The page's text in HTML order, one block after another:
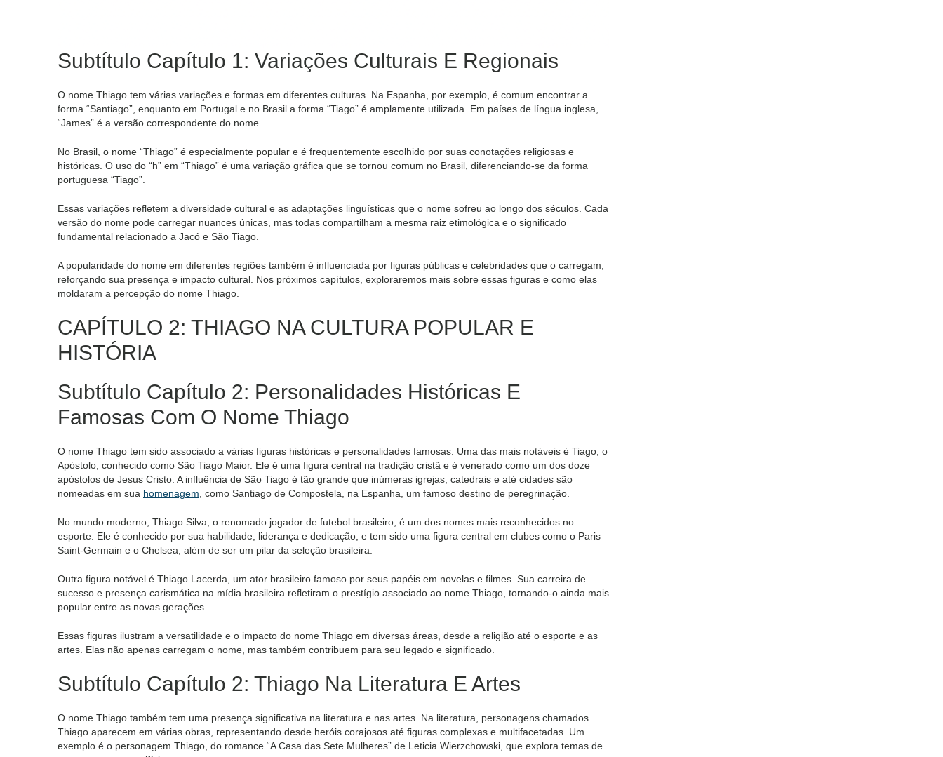
Subtítulo Capítulo 1: Variações Culturais E Regionais
O nome Thiago tem várias variações e formas em diferentes culturas. Na Espanha, por exemplo, é comum encontrar a
forma “Santiago”, enquanto em Portugal e no Brasil a forma “Tiago” é amplamente utilizada. Em países de língua inglesa,
“James” é a versão correspondente do nome.
No Brasil, o nome “Thiago” é especialmente popular e é frequentemente escolhido por suas conotações religiosas e
históricas. O uso do “h” em “Thiago” é uma variação gráfica que se tornou comum no Brasil, diferenciando-se da forma
portuguesa “Tiago”.
Essas variações refletem a diversidade cultural e as adaptações linguísticas que o nome sofreu ao longo dos séculos. Cada
versão do nome pode carregar nuances únicas, mas todas compartilham a mesma raiz etimológica e o significado
fundamental relacionado a Jacó e São Tiago.
A popularidade do nome em diferentes regiões também é influenciada por figuras públicas e celebridades que o carregam,
reforçando sua presença e impacto cultural. Nos próximos capítulos, exploraremos mais sobre essas figuras e como elas
moldaram a percepção do nome Thiago.
CAPÍTULO 2: THIAGO NA CULTURA POPULAR E
HISTÓRIA
Subtítulo Capítulo 2: Personalidades Históricas E
Famosas Com O Nome Thiago
O nome Thiago tem sido associado a várias figuras históricas e personalidades famosas. Uma das mais notáveis é Tiago, o
Apóstolo, conhecido como São Tiago Maior. Ele é uma figura central na tradição cristã e é venerado como um dos doze
apóstolos de Jesus Cristo. A influência de São Tiago é tão grande que inúmeras igrejas, catedrais e até cidades são
nomeadas em sua homenagem , como Santiago de Compostela, na Espanha, um famoso destino de peregrinação.
No mundo moderno, Thiago Silva, o renomado jogador de futebol brasileiro, é um dos nomes mais reconhecidos no
esporte. Ele é conhecido por sua habilidade, liderança e dedicação, e tem sido uma figura central em clubes como o Paris
Saint-Germain e o Chelsea, além de ser um pilar da seleção brasileira.
Outra figura notável é Thiago Lacerda, um ator brasileiro famoso por seus papéis em novelas e filmes. Sua carreira de
sucesso e presença carismática na mídia brasileira refletiram o prestígio associado ao nome Thiago, tornando-o ainda mais
popular entre as novas gerações.
Essas figuras ilustram a versatilidade e o impacto do nome Thiago em diversas áreas, desde a religião até o esporte e as
artes. Elas não apenas carregam o nome, mas também contribuem para seu legado e significado.
Subtítulo Capítulo 2: Thiago Na Literatura E Artes
O nome Thiago também tem uma presença significativa na literatura e nas artes. Na literatura, personagens chamados
Thiago aparecem em várias obras, representando desde heróis corajosos até figuras complexas e multifacetadas. Um
exemplo é o personagem Thiago, do romance “A Casa das Sete Mulheres” de Leticia Wierzchowski, que explora temas de